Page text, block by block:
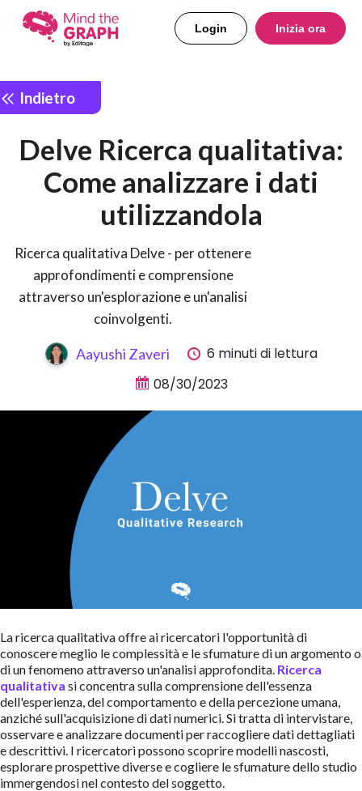
Login Inizia ora
Indietro
Delve Ricerca qualitativa:
Come analizzare i dati
utilizzandola
Ricerca qualitativa Delve - per ottenere
approfondimenti e comprensione
attraverso un'esplorazione e un'analisi
coinvolgenti.
Aayushi Zaveri
6 minuti di lettura
08/30/2023
La ricerca qualitativa offre ai ricercatori l'opportunità di
conoscere meglio le complessità e le sfumature di un argomento o
di un fenomeno attraverso un'analisi approfondita. Ricerca
qualitativa si concentra sulla comprensione dell'essenza
dell'esperienza, del comportamento e della percezione umana,
anziché sull'acquisizione di dati numerici. Si tratta di intervistare,
osservare e analizzare documenti per raccogliere dati dettagliati
e descrittivi. I ricercatori possono scoprire modelli nascosti,
esplorare prospettive diverse e cogliere le sfumature dello studio
immergendosi nel contesto del soggetto.